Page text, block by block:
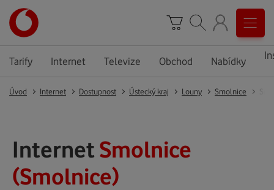
Tarify Internet Televize Obchod Nabídky
Úvod Internet Dostupnost Ústecký kraj Louny Smolnice
Internet Smolnice
(Smolnice)